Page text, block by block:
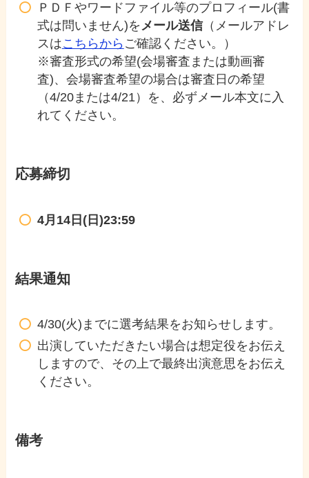
ＰＤＦやワードファイル等のプロフィール(書
式は問いません)をメール送信（メールアドレ
スはこちらから ご確認ください。）
※審査形式の希望(会場審査または動画審
査)、会場審査希望の場合は審査日の希望
（4/20または4/21）を、必ずメール本文に入
れてください。
応募締切
4月14日(日)23:59
結果通知
4/30(火)までに選考結果をお知らせします。
出演していただきたい場合は想定役をお伝え
しますので、その上で最終出演意思をお伝え
ください。
備考